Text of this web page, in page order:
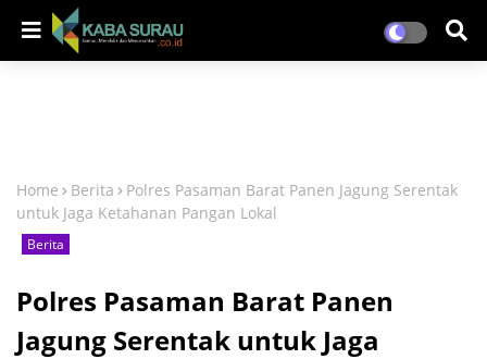
Home Berita
Polres Pasaman Barat Panen Jagung Serentak
untuk Jaga Ketahanan Pangan Lokal
Berita
Polres Pasaman Barat Panen
Jagung Serentak untuk Jaga